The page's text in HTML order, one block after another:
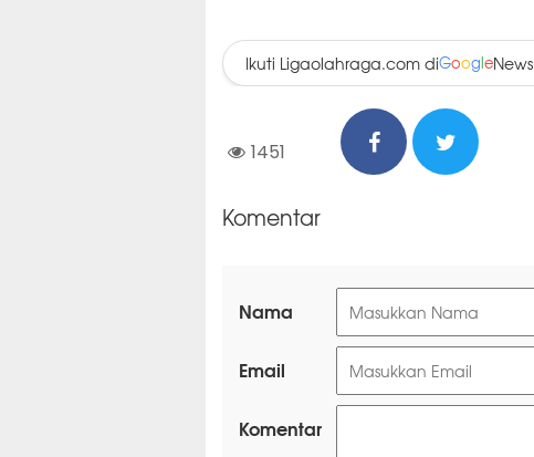
Ikuti Ligaolahraga.com diGoogleNews
1451
Komentar
Nama
Email
Komentar